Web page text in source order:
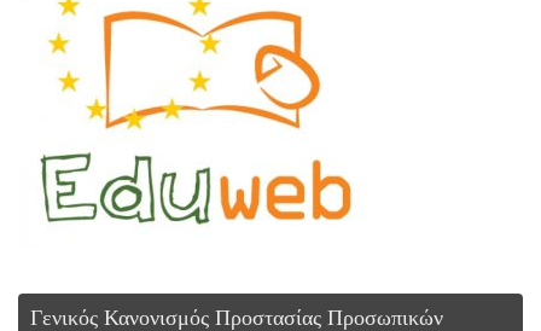
Γενικός Κανονισμός Προστασίας Προσωπικών